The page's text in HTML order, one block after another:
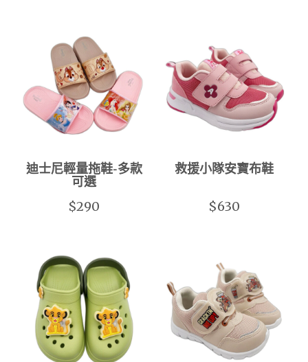
迪士尼輕量拖鞋-多款
可選
$290
救援小隊安寶布鞋
$630